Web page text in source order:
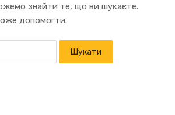
знайти те, що ви шукаєте.
допомогти.